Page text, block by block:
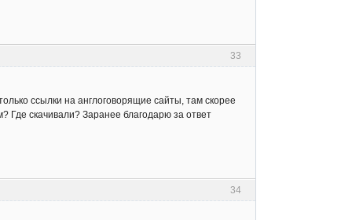
33
ссылки на англоговорящие сайты, там скорее
Где скачивали? Заранее благодарю за ответ
34